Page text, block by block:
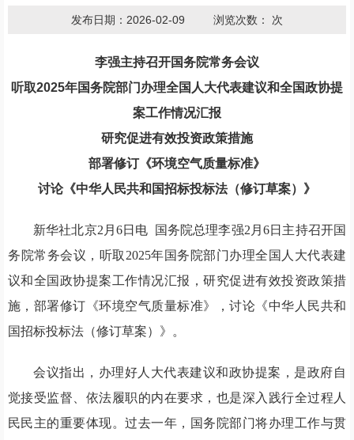
发布日期：2026-02-09 浏览次数： 次
李强主持召开国务院常务会议
听取2025年国务院部门办理全国人大代表建议和全国政协提
案工作情况汇报
研究促进有效投资政策措施
部署修订《环境空气质量标准》
讨论《中华人民共和国招标投标法（修订草案）》
新华社北京2月6日电 国务院总理李强2月6日主持召开国
务院常务会议，听取2025年国务院部门办理全国人大代表建
议和全国政协提案工作情况汇报，研究促进有效投资政策措
施，部署修订《环境空气质量标准》，讨论《中华人民共和
国招标投标法（修订草案）》。
会议指出，办理好人大代表建议和政协提案，是政府自
觉接受监督、依法履职的内在要求，也是深入践行全过程人
民民主的重要体现。过去一年，国务院部门将办理工作与贯